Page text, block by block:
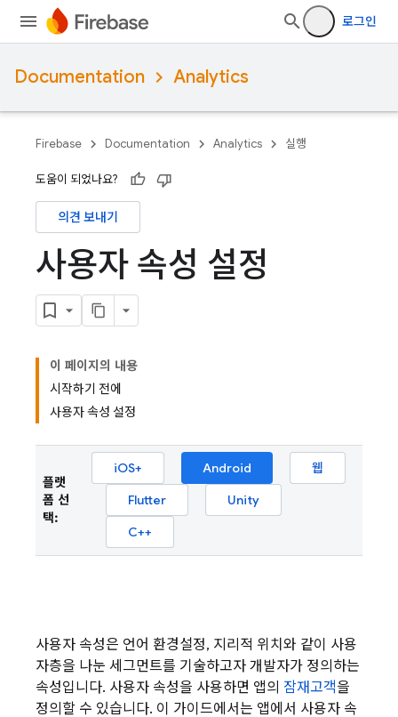
로그인
Documentation Analytics
Firebase Documentation Analytics 실행
도움이 되었나요?
의견 보내기
사용자 속성 설정
이 페이지의 내용
시작하기 전에
사용자 속성 설정
플랫
폼 선
택:
iOS+ Android
웹
Flutter
Unity
C++
사용자 속성은 언어 환경설정, 지리적 위치와 같이 사용
자층을 나눈 세그먼트를 기술하고자 개발자가 정의하는
속성입니다. 사용자 속성을 사용하면 앱의 잠재고객을
정의할 수 있습니다. 이 가이드에서는 앱에서 사용자 속